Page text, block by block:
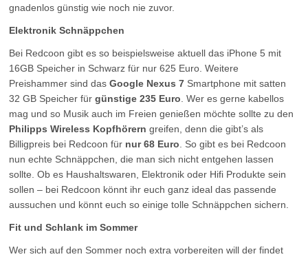
gnadenlos günstig wie noch nie zuvor.
Elektronik Schnäppchen
Bei Redcoon gibt es so beispielsweise aktuell das iPhone 5 mit
16GB Speicher in Schwarz für nur 625 Euro. Weitere
Preishammer sind dasGoogle Nexus 7 Smartphone mit satten
32 GB Speicher fürgünstige 235 Euro . Wer es gerne kabellos
mag und so Musik auch im Freien genießen möchte sollte zu den
Philipps Wireless Kopfhörern greifen, denn die gibt’s als
Billigpreis bei Redcoon für nur 68 Euro . So gibt es bei Redcoon
nun echte Schnäppchen, die man sich nicht entgehen lassen
sollte. Ob es Haushaltswaren, Elektronik oder Hifi Produkte sein
sollen – bei Redcoon könnt ihr euch ganz ideal das passende
aussuchen und könnt euch so einige tolle Schnäppchen sichern.
Fit und Schlank im Sommer
Wer sich auf den Sommer noch extra vorbereiten will der findet